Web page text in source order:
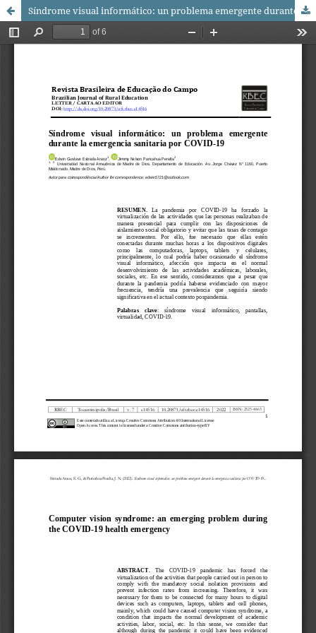
Síndrome visual informático: un problema emergente durante la emergencia sanitaria por COVID-19